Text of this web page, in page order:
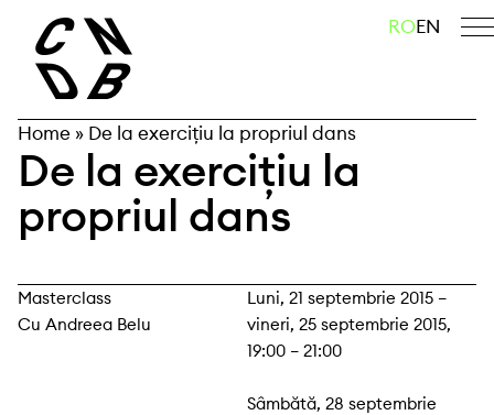
content
caută ROEN
Home » De la exercițiu la propriul dans
De la exercițiu la
propriul dans
Masterclass
Cu Andreea Belu
Luni, 21 septembrie 2015 –
vineri, 25 septembrie 2015,
19:00 – 21:00
Sâmbătă, 28 septembrie